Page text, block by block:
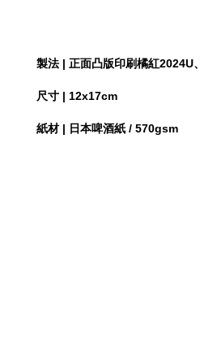
製法 | 正面凸版印刷橘紅2024U
尺寸 | 12x17cm
紙材 | 日本啤酒紙 / 570gsm